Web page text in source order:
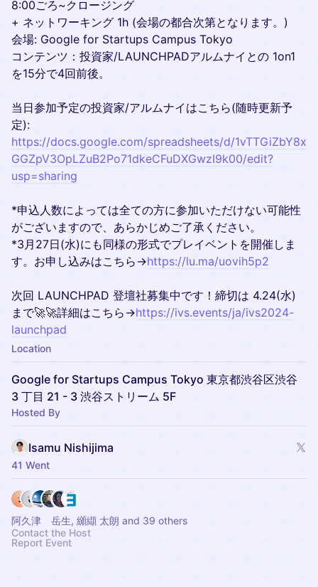
8:00ごろ~クロージング
+ ネットワーキング 1h (会場の都合次第となります。)
会場: Google for Startups Campus Tokyo
コンテンツ：投資家/LAUNCHPADアルムナイとの 1on1
を15分で4回前後。
当日参加予定の投資家/アルムナイはこちら(随時更新予
定):
https://docs.google.com/spreadsheets/d/1vTTGiZbY8x
GGZpV3OpLZuB2Po71dkeCFuDXGwzI9k00/edit?
usp=sharing
*申込人数によっては全ての方に参加いただけない可能性
がございますので、あらかじめご了承ください。
*3月27日(水)にも同様の形式でプレイベントを開催しま
す。お申し込みはこちら→https://lu.ma/uovih5p2
次回 LAUNCHPAD 登壇社募集中です！締切は 4.24(水)
まで🚀🚀詳細はこちら→https://ivs.events/ja/ivs2024-
launchpad
Location
Google for Startups Campus Tokyo 東京都渋谷区渋谷
3 丁目 21 - 3 渋谷ストリーム 5F
Hosted By
Isamu Nishijima
41 Went
阿久津 岳生, 纐纈 太朗 and 39 others
Contact the Host
Report Event